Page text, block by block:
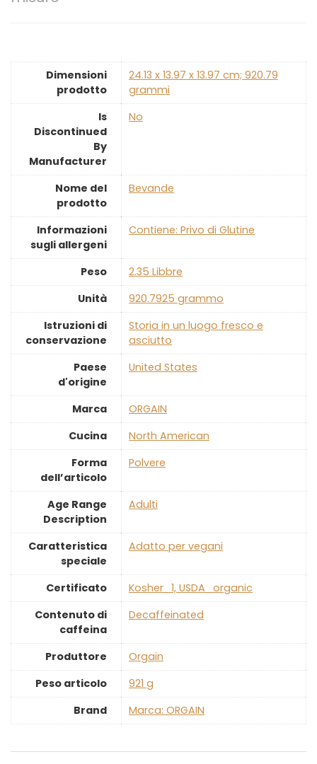
Dimensioni
prodotto
‎24.13 x 13.97 x 13.97 cm; 920.79
grammi
Is
Discontinued
By
Manufacturer
‎No
Nome del
prodotto
‎Bevande
Informazioni
sugli allergeni
‎Contiene: Privo di Glutine
Peso
‎2.35 Libbre
Unità
‎920.7925 grammo
Istruzioni di
conservazione
‎Storia in un luogo fresco e
asciutto
Paese
d'origine
‎United States
Marca
‎ORGAIN
Cucina
‎North American
Forma
dell’articolo
‎Polvere
Age Range
Description
‎Adulti
Caratteristica
speciale
‎Adatto per vegani
Certificato
‎Kosher_1, USDA_organic
Contenuto di
caffeina
‎Decaffeinated
Produttore
‎Orgain
Peso articolo
‎921 g
Brand
Marca: ORGAIN